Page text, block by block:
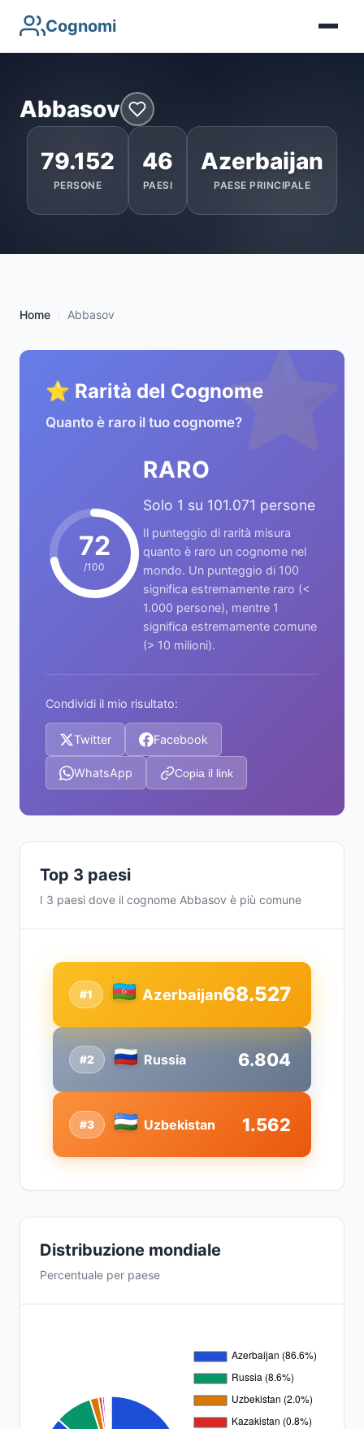
Cognomi
Abbasov
79.152
PERSONE
46
PAESI
Azerbaijan
PAESE PRINCIPALE
Home Abbasov
⭐
⭐ Rarità del Cognome
Quanto è raro il tuo cognome?
72
/100
RARO
Solo 1 su 101.071 persone
Il punteggio di rarità misura
quanto è raro un cognome nel
mondo. Un punteggio di 100
significa estremamente raro (<
1.000 persone), mentre 1
significa estremamente comune
(> 10 milioni).
Condividi il mio risultato:
Twitter Facebook
WhatsApp Copia il link
Top 3 paesi
I 3 paesi dove il cognome Abbasov è più comune
#2 Russia 6.804
#1 Azerbaijan68.527
#3 Uzbekistan 1.562
Distribuzione mondiale
Percentuale per paese